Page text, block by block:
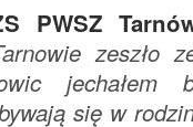
PWSZ
zeszło
jechałem
się w